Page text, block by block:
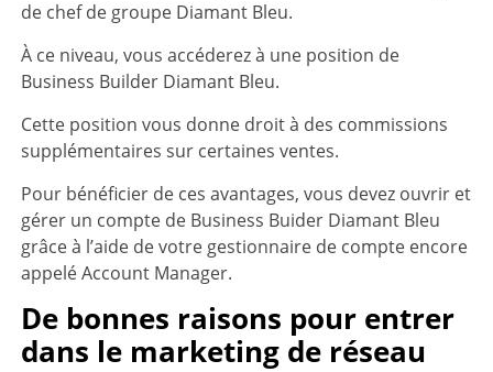
de chef de groupe Diamant Bleu.
À ce niveau, vous accéderez à une position de
Business Builder Diamant Bleu.
Cette position vous donne droit à des commissions
supplémentaires sur certaines ventes.
Pour bénéficier de ces avantages, vous devez ouvrir et
gérer un compte de Business Buider Diamant Bleu
grâce à l’aide de votre gestionnaire de compte encore
appelé Account Manager.
De bonnes raisons pour entrer
dans le marketing de réseau